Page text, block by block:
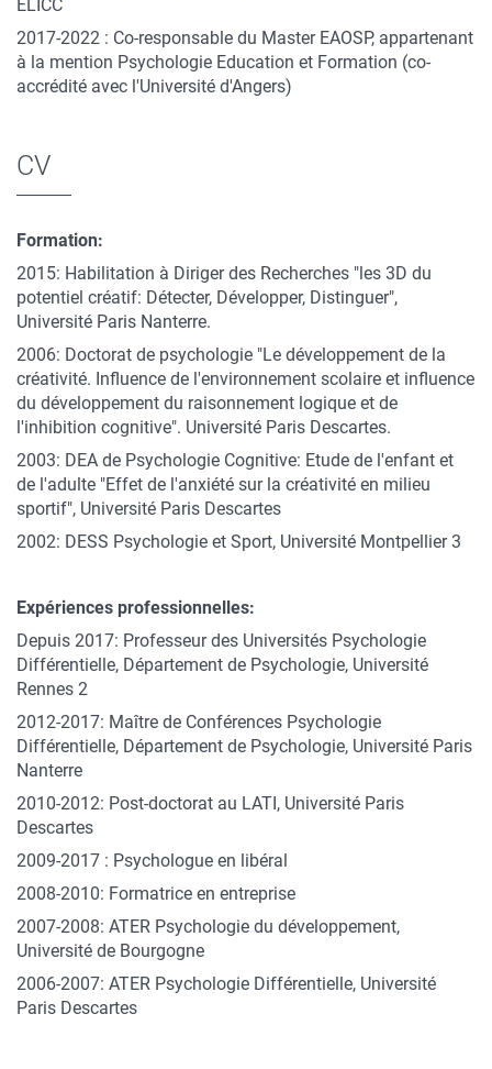
ELICC
2017-2022 : Co-responsable du Master EAOSP, appartenant
à la mention Psychologie Education et Formation (co-
accrédité avec l'Université d'Angers)
CV
Formation:
2015: Habilitation à Diriger des Recherches "les 3D du
potentiel créatif: Détecter, Développer, Distinguer",
Université Paris Nanterre.
2006: Doctorat de psychologie "Le développement de la
créativité. Influence de l'environnement scolaire et influence
du développement du raisonnement logique et de
l'inhibition cognitive". Université Paris Descartes.
2003: DEA de Psychologie Cognitive: Etude de l'enfant et
de l'adulte "Effet de l'anxiété sur la créativité en milieu
sportif", Université Paris Descartes
2002: DESS Psychologie et Sport, Université Montpellier 3
Expériences professionnelles:
Depuis 2017: Professeur des Universités Psychologie
Différentielle, Département de Psychologie, Université
Rennes 2
2012-2017: Maître de Conférences Psychologie
Différentielle, Département de Psychologie, Université Paris
Nanterre
2010-2012: Post-doctorat au LATI, Université Paris
Descartes
2009-2017 : Psychologue en libéral
2008-2010: Formatrice en entreprise
2007-2008: ATER Psychologie du développement,
Université de Bourgogne
2006-2007: ATER Psychologie Différentielle, Université
Paris Descartes